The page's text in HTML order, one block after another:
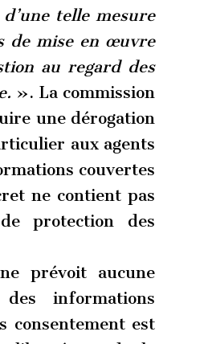
telle mesure
de mise en œuvre
au regard des
». La commission
une dérogation
aux agents
couvertes
ne contient pas
protection des
prévoit aucune
informations
consentement est